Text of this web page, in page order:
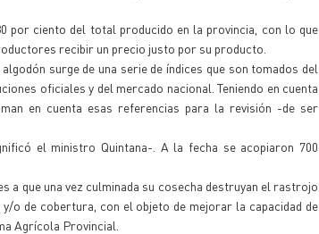
por ciento del total producido en la provincia, con lo que
recibir un precio justo por su producto.
surge de una serie de índices que son tomados del
oficiales y del mercado nacional. Teniendo en cuenta
en cuenta esas referencias para la revisión -de ser
el ministro Quintana-. A la fecha se acopiaron 700
que una vez culminada su cosecha destruyan el rastrojo
o de cobertura, con el objeto de mejorar la capacidad de
Agrícola Provincial.